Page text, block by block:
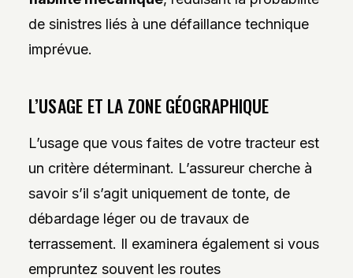
de sinistres liés à une défaillance technique
imprévue.
L’USAGE ET LA ZONE GÉOGRAPHIQUE
L’usage que vous faites de votre tracteur est
un critère déterminant. L’assureur cherche à
savoir s’il s’agit uniquement de tonte, de
débardage léger ou de travaux de
terrassement. Il examinera également si vous
empruntez souvent les routes